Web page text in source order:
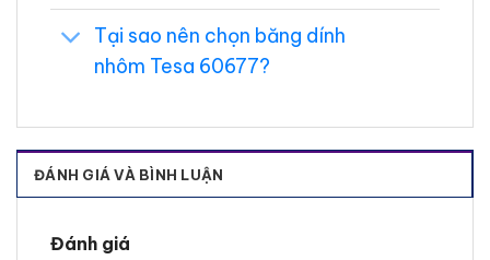
cho các ứng dụng cắt khuôn.
Đặc điểm nổi bật
tưởng cho các ứng dụng che chắn hóa
chất.
Chống cháy
(ii).
Tại sao nên chọn băng dính
nhôm Tesa 60677?
ĐÁNH GIÁ VÀ BÌNH LUẬN
Đánh giá